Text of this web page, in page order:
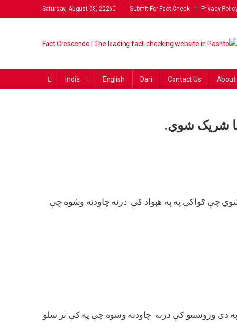
Saturday, August 08, 2026 Privacy
Submit For Fact-Check
fact-checking website in Pashto
About
Contact Us
Dari
English
India
شریک شوي.
شوي چې ګواکې په په هېواد کې درنه چاودنه وشوه چې
دې وروستیو کې درنه چاودنه وشوه چې په کې تر سلو